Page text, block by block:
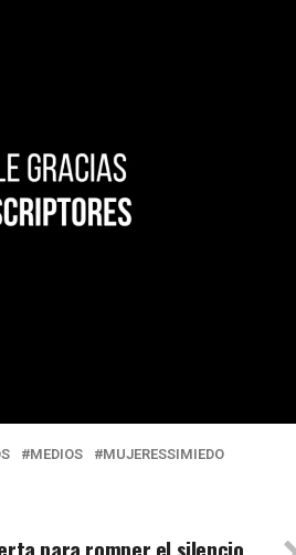
MEDIOS
MUJERESSIMIEDO